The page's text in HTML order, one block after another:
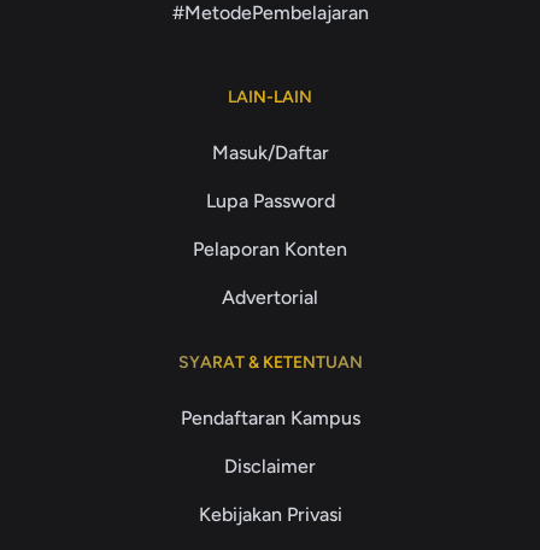
#MetodePembelajaran
LAIN-LAIN
Masuk/Daftar
Lupa Password
Pelaporan Konten
Advertorial
SYARAT & KETENTUAN
Pendaftaran Kampus
Disclaimer
Kebijakan Privasi